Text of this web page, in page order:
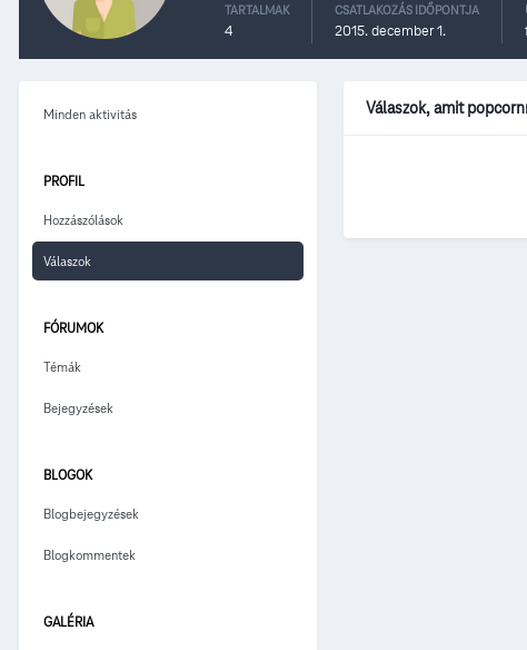
TARTALMAK
4
CSATLAKOZÁS IDŐPONTJA
2015. december 1.
Minden aktivitás
PROFIL
Hozzászólások
Válaszok
FÓRUMOK
Témák
Bejegyzések
BLOGOK
Blogbejegyzések
Blogkommentek
GALÉRIA
Válaszok, amit